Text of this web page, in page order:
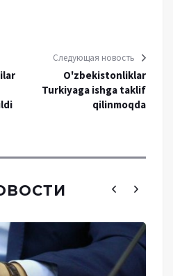
Следующая новость
O'zbekistonliklar
Turkiyaga ishga taklif
qilinmoqda